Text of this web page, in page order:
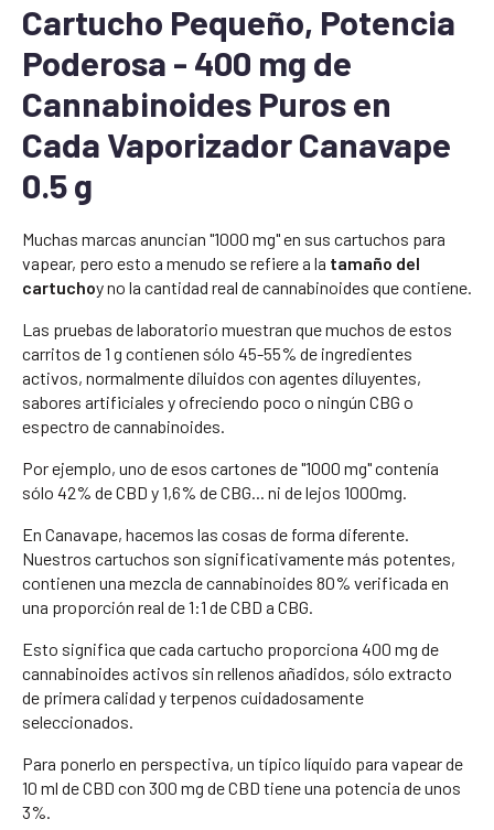
Cartucho Pequeño, Potencia
Poderosa - 400 mg de
Cannabinoides Puros en
Cada Vaporizador Canavape
0.5 g
Muchas marcas anuncian "1000 mg" en sus cartuchos para
vapear, pero esto a menudo se refiere a la tamaño del
cartuchoy no la cantidad real de cannabinoides que contiene.
Las pruebas de laboratorio muestran que muchos de estos
carritos de 1 g contienen sólo 45-55% de ingredientes
activos, normalmente diluidos con agentes diluyentes,
sabores artificiales y ofreciendo poco o ningún CBG o
espectro de cannabinoides.
Por ejemplo, uno de esos cartones de "1000 mg" contenía
sólo 42% de CBD y 1,6% de CBG... ni de lejos 1000mg.
En Canavape, hacemos las cosas de forma diferente.
Nuestros cartuchos son significativamente más potentes,
contienen una mezcla de cannabinoides 80% verificada en
una proporción real de 1:1 de CBD a CBG.
Esto significa que cada cartucho proporciona 400 mg de
cannabinoides activos sin rellenos añadidos, sólo extracto
de primera calidad y terpenos cuidadosamente
seleccionados.
Para ponerlo en perspectiva, un típico líquido para vapear de
10 ml de CBD con 300 mg de CBD tiene una potencia de unos
3%.